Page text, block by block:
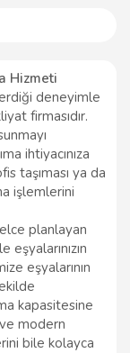
Hizmeti
deneyimle
firmasıdır.
ihtiyacınıza
taşıması ya da
işlemlerini
planlayan
eşyalarının
kapasitesine
modern
bile kolayca